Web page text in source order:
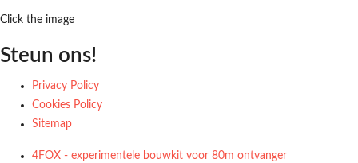
Click the image
Steun ons!
Privacy Policy
Cookies Policy
Sitemap
4FOX - experimentele bouwkit voor 80m ontvanger